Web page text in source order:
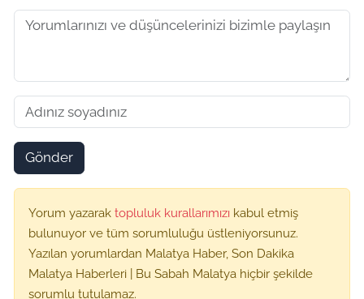
Gönder
Yorum yazarak topluluk kurallarımızı kabul etmiş
bulunuyor ve tüm sorumluluğu üstleniyorsunuz.
Yazılan yorumlardan Malatya Haber, Son Dakika
Malatya Haberleri | Bu Sabah Malatya hiçbir şekilde
sorumlu tutulamaz.